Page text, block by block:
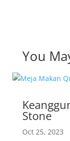
You
Stone
Oct 25, 2023